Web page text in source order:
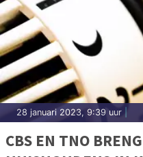
28 januari 2023, 9:39 uur
CBS EN TNO